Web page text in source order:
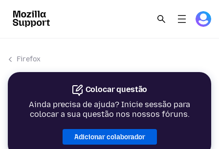
Firefox
Colocar questão
Ainda precisa de ajuda? Inicie sessão para
colocar a sua questão nos nossos fóruns.
Adicionar colaborador